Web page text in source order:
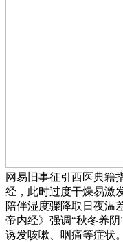
网易旧事征引西医典籍
经，此时过度干燥易激
陪伴湿度骤降取日夜温
帝内经》强调“秋冬养
诱发咳嗽、咽痛等症状